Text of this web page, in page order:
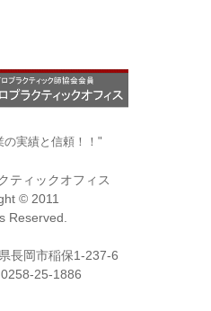
の実績と信頼！！"
ティックオフィス
© 2011
Reserved.
長岡市稲保1-237-6
25-1886